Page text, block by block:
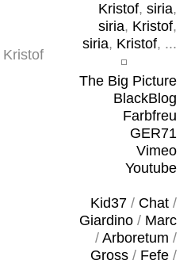
Kristof, siria,
siria, Kristof,
siria, Kristof, ...
The Big Picture
BlackBlog
Farbfreu
GER71
Vimeo
Youtube
Kid37/ Chat/
Giardino/ Marc
/ Arboretum /
Gross/ Fefe/
Kristof